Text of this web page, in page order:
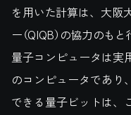
を用いた計算は、大阪
ー（QIQB）の協力のも
量子コンピュータは実
のコンピュータであり
できる量子ビットは、